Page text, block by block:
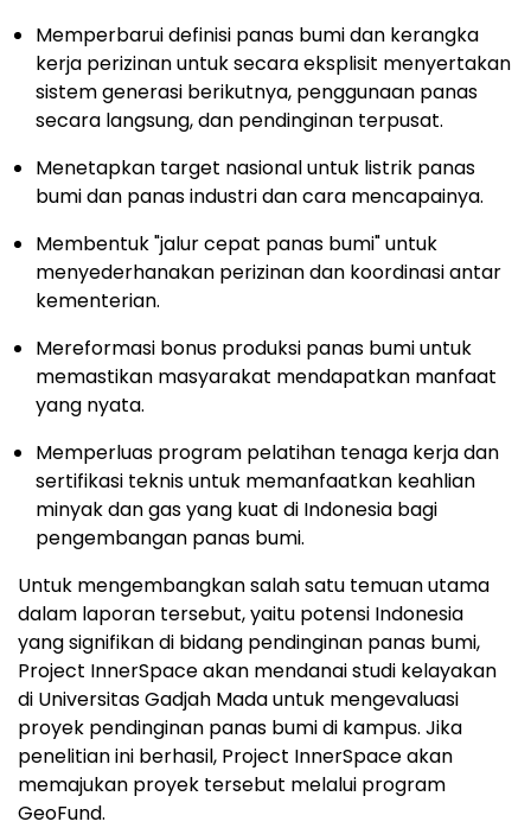
Memperbarui definisi panas bumi dan kerangka
kerja perizinan untuk secara eksplisit menyertakan
sistem generasi berikutnya, penggunaan panas
secara langsung, dan pendinginan terpusat.
Menetapkan target nasional untuk listrik panas
bumi dan panas industri dan cara mencapainya.
Membentuk "jalur cepat panas bumi" untuk
menyederhanakan perizinan dan koordinasi antar
kementerian.
Mereformasi bonus produksi panas bumi untuk
memastikan masyarakat mendapatkan manfaat
yang nyata.
Memperluas program pelatihan tenaga kerja dan
sertifikasi teknis untuk memanfaatkan keahlian
minyak dan gas yang kuat di Indonesia bagi
pengembangan panas bumi.
Untuk mengembangkan salah satu temuan utama
dalam laporan tersebut, yaitu potensi Indonesia
yang signifikan di bidang pendinginan panas bumi,
Project InnerSpace akan mendanai studi kelayakan
di Universitas Gadjah Mada untuk mengevaluasi
proyek pendinginan panas bumi di kampus. Jika
penelitian ini berhasil, Project InnerSpace akan
memajukan proyek tersebut melalui program
GeoFund.